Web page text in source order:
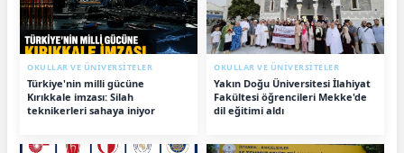
OKULLAR VE ÜNİVERSİTELER
Türkiye'nin milli gücüne
Kırıkkale imzası: Silah
teknikerleri sahaya iniyor
OKULLAR VE ÜNİVERSİTELER
Yakın Doğu Üniversitesi İlahiyat
Fakültesi öğrencileri Mekke'de
dil eğitimi aldı